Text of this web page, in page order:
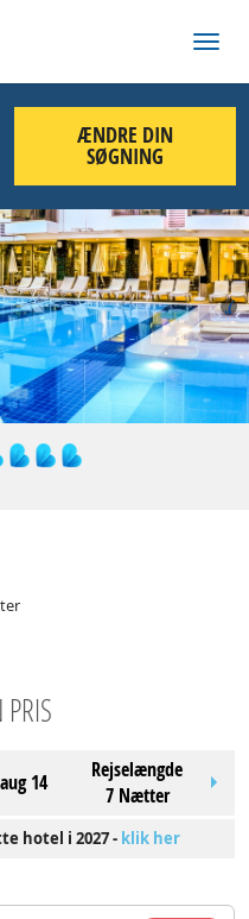
ÆNDRE DIN
SØGNING
14
Rejselængde
7 Nætter
hotel i 2027 - klik her